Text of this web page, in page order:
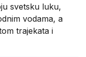
svetsku luku,
vodama, a
trajekata i